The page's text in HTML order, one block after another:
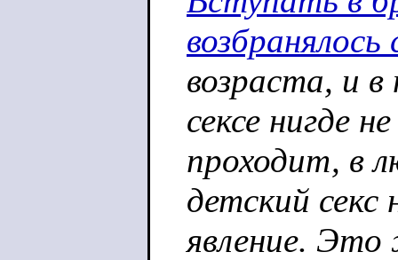
возбранялось
возраста, и
сексе нигде не
проходит, в
детский секс
явление. Это